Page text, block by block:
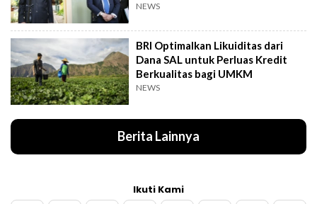
NEWS
BRI Optimalkan Likuiditas dari
Dana SAL untuk Perluas Kredit
Berkualitas bagi UMKM
NEWS
Berita Lainnya
Ikuti Kami